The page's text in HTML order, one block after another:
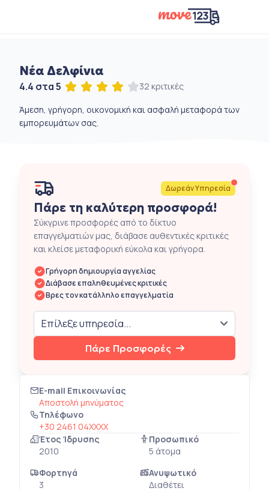
Νέα Δελφίνια
4.4 στα 5 32 κριτικές
Άμεση, γρήγορη, οικονομική και ασφαλή μεταφορά των
εμπορευμάτων σας.
Δωρεάν Υπηρεσία
Πάρε τη καλύτερη προσφορά!
Σύκγρινε προσφορές από το δίκτυο
επαγγελματιών μας, διάβασε αυθεντικές κριτικές
και κλείσε μεταφορική εύκολα και γρήγορα.
Γρήγορη δημιουργία αγγελίας
Διάβασε επαληθευμένες κριτικές
Βρες τον κατάλληλο επαγγελματία
Πάρε Προσφορές
E-mail Επικοινωνίας
Αποστολή μηνύματος
Τηλέφωνο
+30 2461 04XXXX
Έτος Ίδρυσης
2010
Προσωπικό
5 άτομα
Φορτηγά
3
Ανυψωτικό
Διαθέτει